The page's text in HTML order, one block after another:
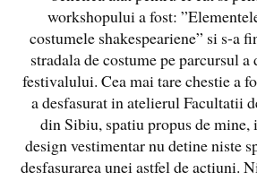
workshopului a fost:
costumele shakespeariene” si s-a
stradala de costume pe parcursul
festivalului. Cea mai tare chestie a
a desfasurat in atelierul Facultatii
din Sibiu, spatiu propus de mine,
design vestimentar nu detine niste
desfasurarea unei astfel de actiuni.